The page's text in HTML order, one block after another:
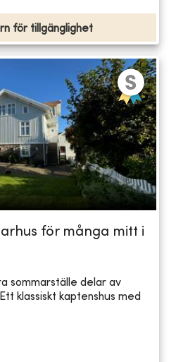
för tillgänglighet
för många mitt i
sommarställe delar av
klassiskt kaptenshus med